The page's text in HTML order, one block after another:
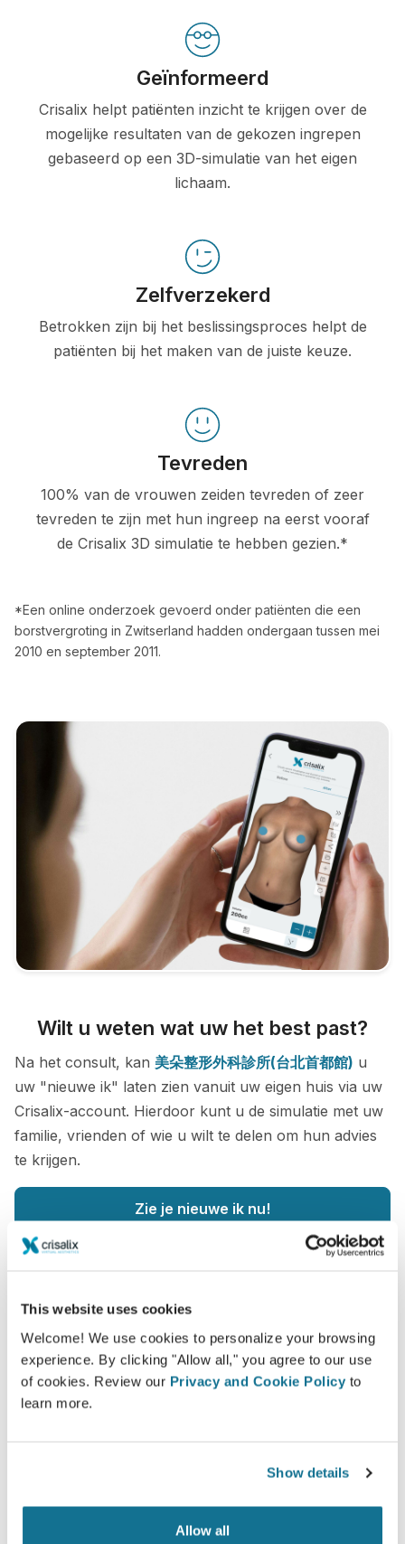
This website uses cookies
Welcome! We use cookies to personalize your browsing
experience. By clicking "Allow all," you agree to our use
of cookies. Review our Privacy and Cookie Policy to
learn more.
Show details
Allow all
Geïnformeerd
Crisalix helpt patiënten inzicht te krijgen over de
mogelijke resultaten van de gekozen ingrepen
gebaseerd op een 3D-simulatie van het eigen
lichaam.
Zelfverzekerd
Betrokken zijn bij het beslissingsproces helpt de
patiënten bij het maken van de juiste keuze.
Tevreden
100% van de vrouwen zeiden tevreden of zeer
tevreden te zijn met hun ingreep na eerst vooraf
de Crisalix 3D simulatie te hebben gezien.*
*Een online onderzoek gevoerd onder patiënten die een
borstvergroting in Zwitserland hadden ondergaan tussen mei
2010 en september 2011.
Wilt u weten wat uw het best past?
Na het consult, kan 美朵整形外科診所(台北首都館) u
uw "nieuwe ik" laten zien vanuit uw eigen huis via uw
Crisalix-account. Hierdoor kunt u de simulatie met uw
familie, vrienden of wie u wilt te delen om hun advies
te krijgen.
Zie je nieuwe ik nu!
Veilig en zeker
Crisalix beschermt uw privacy ten alle tijden.
Onze servers zijn volledig versleuteld, uw
High-Tech